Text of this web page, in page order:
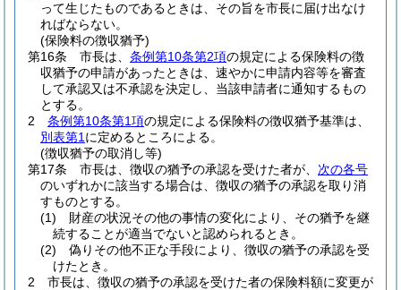
って生じたものであるときは、その旨を市長に届け出なけ
ればならない。
(保険料の徴収猶予)
第16条
市長は、 条例第10条第2項の規定による保険料の徴
収猶予の申請があったときは、速やかに申請内容等を審査
して承認又は不承認を決定し、当該申請者に通知するもの
とする。
2
条例第10条第1項の規定による保険料の徴収猶予基準は、
別表第1 に定めるところによる。
(徴収猶予の取消し等)
第17条
市長は、徴収の猶予の承認を受けた者が、 次の各号
のいずれかに該当する場合は、徴収の猶予の承認を取り消
すものとする。
(1)
財産の状況その他の事情の変化により、その猶予を継
続することが適当でないと認められるとき。
(2)
偽りその他不正な手段により、徴収の猶予の承認を受
けたとき。
2
市長は、徴収の猶予の承認を受けた者の保険料額に変更が